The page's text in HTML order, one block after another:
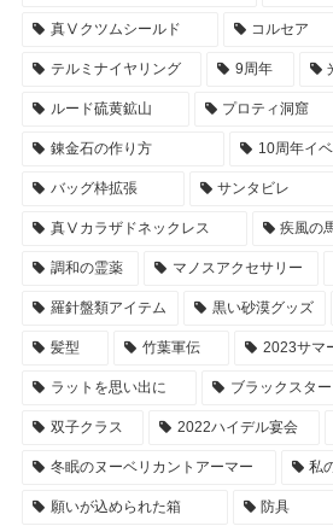
真Ⅴクツムシールド コルセア
テルミナイヤリング 9周年
ルード硫黄鉱山 プロティ洞窟
錬金石の作り方 10周年イ
バッグ枠拡張 サンタビレ
真Ⅴカラザドネックレス 疾風の
調和の霊薬 マノスアクセサリー
羅針盤類アイテム 黒い砂漠グッズ
髪型 竹葉軍伝 2023サマ
ラットを思い出に ブラックスタ
双子クラス 2022ハイデル宴会
冬眠のヌーベリカントアーマー 私
願いが込められた箱 防具